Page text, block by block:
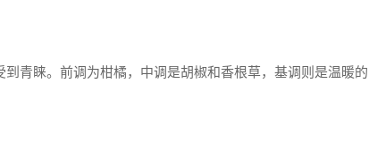
青睐。前调为柑橘，中调是胡椒和香根草，基调则是温暖的